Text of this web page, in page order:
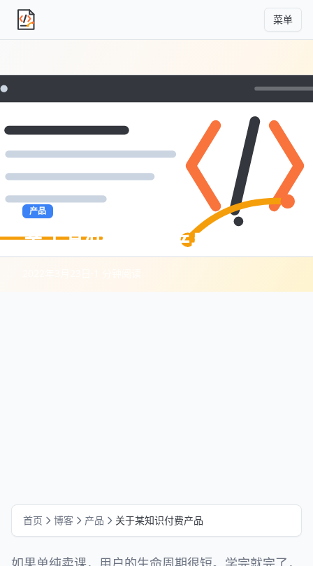
独立产品人日记 菜单
产品
关于某知识付费产品
首页 博客 产品 关于某知识付费产品